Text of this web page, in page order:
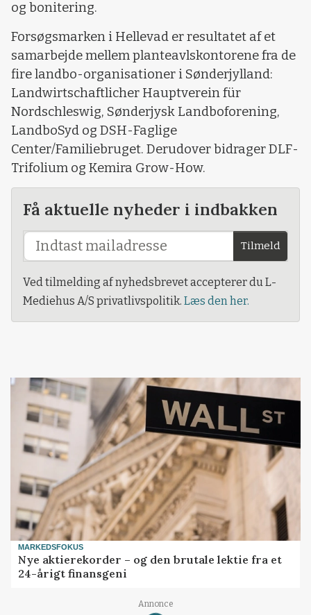
og bonitering.
Forsøgsmarken i Hellevad er resultatet af et
samarbejde mellem planteavlskontorene fra de
fire landbo-organisationer i Sønderjylland:
Landwirtschaftlicher Hauptverein für
Nordschleswig, Sønderjysk Landboforening,
LandboSyd og DSH-Faglige
Center/Familiebruget. Derudover bidrager DLF-
Trifolium og Kemira Grow-How.
Få aktuelle nyheder i indbakken
Tilmeld
Ved tilmelding af nyhedsbrevet accepterer du L-
Mediehus A/S privatlivspolitik. Læs den her.
MARKEDSFOKUS
Nye aktierekorder – og den brutale lektie fra et
24-årigt finansgeni
Annonce